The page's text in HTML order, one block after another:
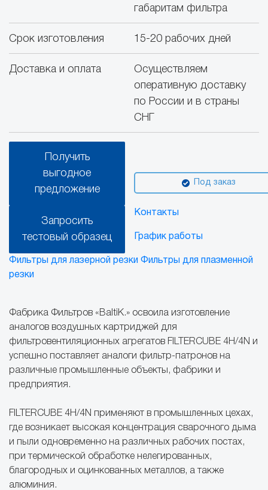
габаритам фильтра
Срок изготовления 15-20 рабочих дней
Доставка и оплата
Осуществляем
оперативную доставку
по России и в страны
СНГ
Получить
выгодное
предложение
Запросить
тестовый образец
Под заказ
Контакты
График работы
Фильтры для лазерной резки Фильтры для плазменной
резки
Фабрика Фильтров «BaltiK.» освоила изготовление
аналогов воздушных картриджей для
фильтровентиляционных агрегатов FILTERCUBE 4H/4N и
успешно поставляет аналоги фильтр-патронов на
различные промышленные объекты, фабрики и
предприятия.
FILTERCUBE 4H/4N применяют в промышленных цехах,
где возникает высокая концентрация сварочного дыма
и пыли одновременно на различных рабочих постах,
при термической обработке нелегированных,
благородных и оцинкованных металлов, а также
алюминия.